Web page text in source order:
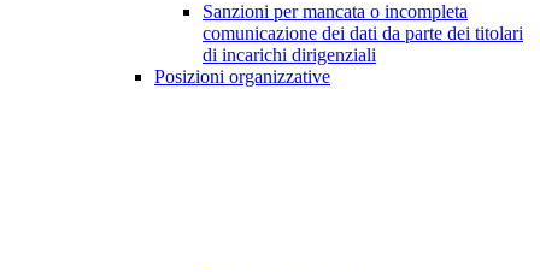
Sanzioni per mancata o incompleta
comunicazione dei dati da parte dei titolari
di incarichi dirigenziali
Posizioni organizzative